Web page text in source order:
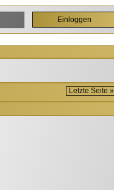
Letzte Seite »